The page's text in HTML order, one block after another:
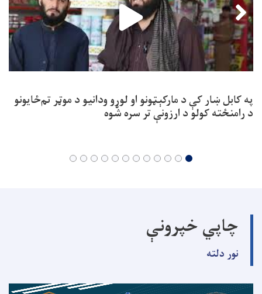
په کابل ښار کې د مارکېټونو او لوړو ودانیو د موټر تم‌ځایونو
د رامنځته کولو د ارزونې تر سره شوه
چاپي خپرونې
نور دلته